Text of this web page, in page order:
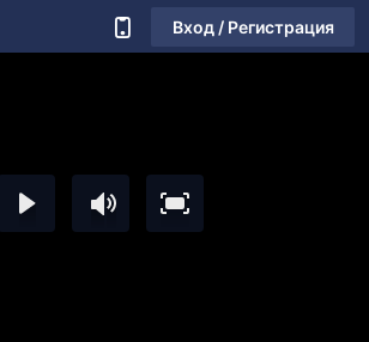
Вход / Регистрация